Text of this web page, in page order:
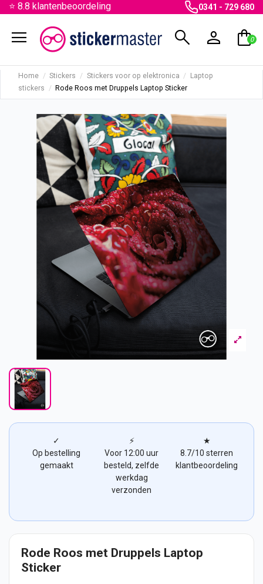
⭐ 8.8 klantenbeoordeling 0341 - 729 680
menu search person shopping_bag
0
Home Stickers Stickers voor op elektronica
Laptop
stickers
Rode Roos met Druppels Laptop Sticker
✓
Op bestelling
gemaakt
⚡
Voor 12:00 uur
besteld, zelfde
werkdag
verzonden
★
8.7/10 sterren
klantbeoordeling
Rode Roos met Druppels Laptop
Sticker